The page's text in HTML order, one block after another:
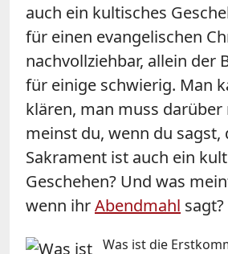
auch ein kultisches
für einen evangelischen
nachvollziehbar, allein der
für einige schwierig. Man
klären, man muss darüber
meinst du, wenn du sagst,
Sakrament ist auch ein
Geschehen? Und was
wenn ihrAbendmahl sagt?
Was ist die